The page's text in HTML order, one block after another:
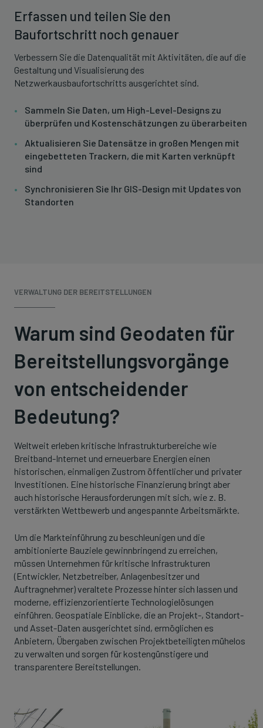
Erfassen und teilen Sie den
Baufortschritt noch genauer
Verbessern Sie die Datenqualität mit Aktivitäten, die auf die
Gestaltung und Visualisierung des
Netzwerkausbaufortschritts ausgerichtet sind.
Sammeln Sie Daten, um High-Level-Designs zu
überprüfen und Kostenschätzungen zu überarbeiten
Aktualisieren Sie Datensätze in großen Mengen mit
eingebetteten Trackern, die mit Karten verknüpft
sind
Synchronisieren Sie Ihr GIS-Design mit Updates von
Standorten
VERWALTUNG DER BEREITSTELLUNGEN
Warum sind Geodaten für
Bereitstellungsvorgänge
von entscheidender
Bedeutung?
Weltweit erleben kritische Infrastrukturbereiche wie
Breitband-Internet und erneuerbare Energien einen
historischen, einmaligen Zustrom öffentlicher und privater
Investitionen. Eine historische Finanzierung bringt aber
auch historische Herausforderungen mit sich, wie z. B.
verstärkten Wettbewerb und angespannte Arbeitsmärkte.
Um die Markteinführung zu beschleunigen und die
ambitionierte Bauziele gewinnbringend zu erreichen,
müssen Unternehmen für kritische Infrastrukturen
(Entwickler, Netzbetreiber, Anlagenbesitzer und
Auftragnehmer) veraltete Prozesse hinter sich lassen und
moderne, effizienzorientierte Technologielösungen
einführen. Geospatiale Einblicke, die an Projekt-, Standort-
und Asset-Daten ausgerichtet sind, ermöglichen es
Anbietern, Übergaben zwischen Projektbeteiligten mühelos
zu verwalten und sorgen für kostengünstigere und
transparentere Bereitstellungen.